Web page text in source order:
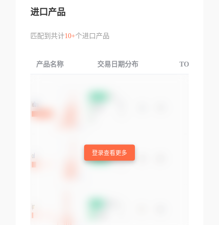
进口产品
匹配到共计10+个进口产品
产品名称 交易日期分布 TOP3交易国
登录查看更多